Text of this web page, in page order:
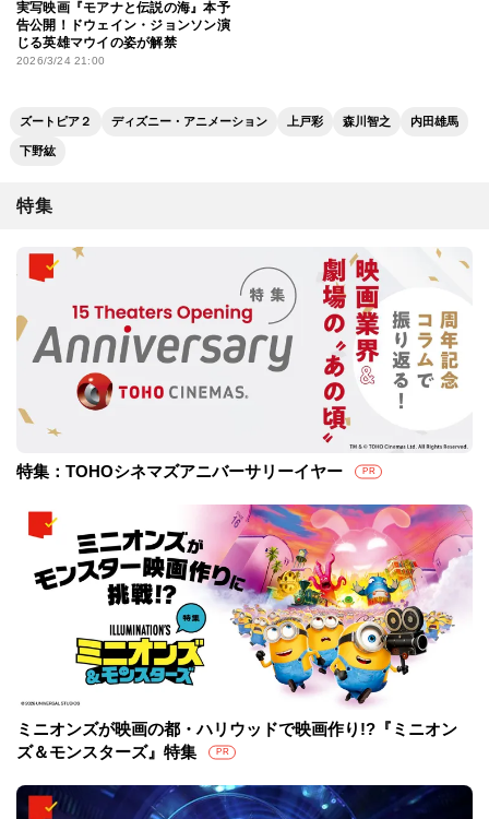
実写映画『モアナと伝説の海』本予
告公開！ドウェイン・ジョンソン演
じる英雄マウイの姿が解禁
2026/3/24 21:00
ズートピア２ ディズニー・アニメーション 上戸彩 森川智之 内田雄馬
下野紘
特集
特集：TOHOシネマズアニバーサリーイヤー PR
ミニオンズが映画の都・ハリウッドで映画作り!?『ミニオン
ズ＆モンスターズ』特集
PR